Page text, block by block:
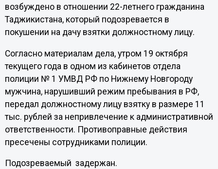
возбуждено в отношении 22-летнего гражданина
Таджикистана, который подозревается в
покушении на дачу взятки должностному лицу.
Согласно материалам дела, утром 19 октября
текущего года в одном из кабинетов отдела
полиции № 1 УМВД РФ по Нижнему Новгороду
мужчина, нарушивший режим пребывания в РФ,
передал должностному лицу взятку в размере 11
тыс. рублей за непривлечение к административной
ответственности. Противоправные действия
пресечены сотрудниками полиции.
Подозреваемый задержан.